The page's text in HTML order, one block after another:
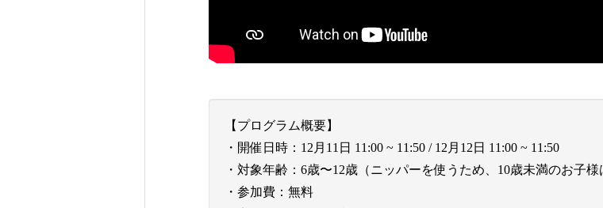
【プログラム概要】
・開催日時：12月11日 11:00 ~ 11:50 / 12月12日 11:00 ~ 11:50
・対象年齢：6歳〜12歳（ニッパーを使うため、10歳未満のお子
・参加費：無料